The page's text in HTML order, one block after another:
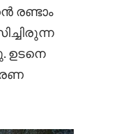
രണ്ടാം
ഉടനെ